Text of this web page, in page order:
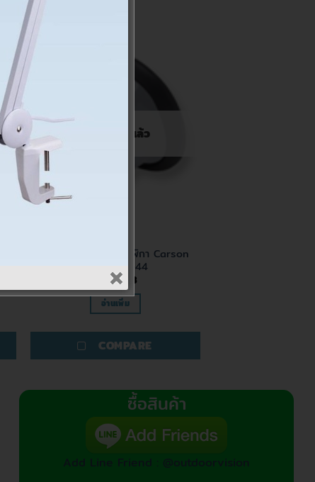
สินค้าหมดแล้ว
แว่นขยาย ช่างซ่อมนาฬิกา Carson
4x รุ่น ML-44
220.00
฿
อ่านเพิ่ม
COMPARE
ซื้อสินค้า
Add Line Friend : @outdoorvision